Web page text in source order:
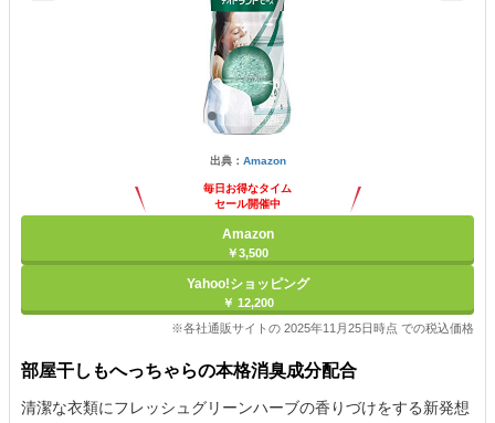
出典： Amazon
毎日お得なタイム
セール開催中
Amazon
￥3,500
Yahoo!ショッピング
￥ 12,200
※各社通販サイトの 2025年11月25日時点 での税込価格
部屋干しもへっちゃらの本格消臭成分配合
清潔な衣類にフレッシュグリーンハーブの香りづけをする新発想